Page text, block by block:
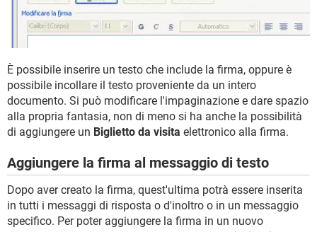
È possibile inserire un testo che include la firma, oppure è
possibile incollare il testo proveniente da un intero
documento. Si può modificare l'impaginazione e dare spazio
alla propria fantasia, non di meno si ha anche la possibilità
di aggiungere un Biglietto da visita elettronico alla firma.
Aggiungere la firma al messaggio di testo
Dopo aver creato la firma, quest'ultima potrà essere inserita
in tutti i messaggi di risposta o d'inoltro o in un messaggio
specifico. Per poter aggiungere la firma in un nuovo